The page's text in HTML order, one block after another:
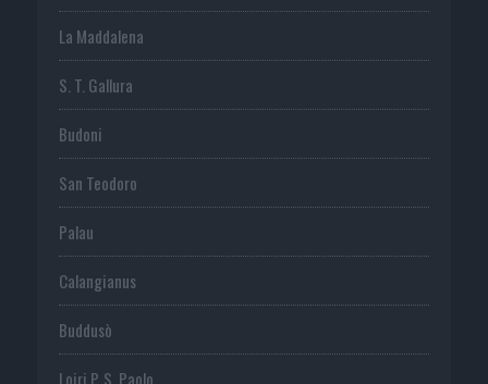
La Maddalena
S. T. Gallura
Budoni
San Teodoro
Palau
Calangianus
Buddusò
Loiri P. S. Paolo